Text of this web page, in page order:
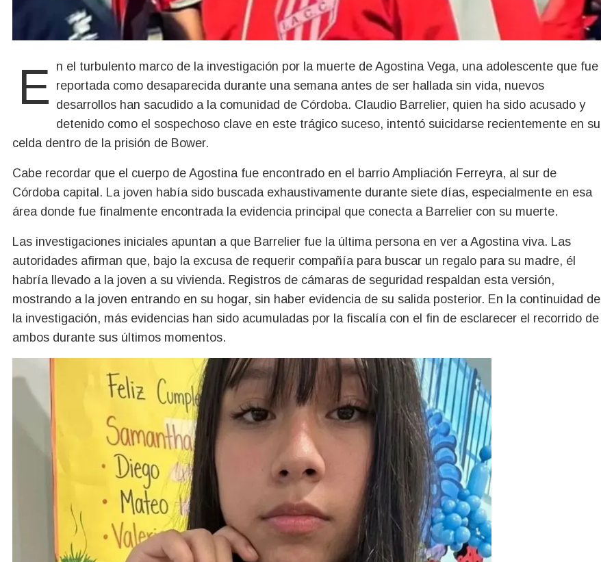
En el turbulento marco de la investigación por la muerte de Agostina Vega, una adolescente que fue reportada como desaparecida durante una semana antes de ser hallada sin vida, nuevos
desarrollos han sacudido a la comunidad de Córdoba. Claudio Barrelier, quien ha sido acusado y
detenido como el sospechoso clave en este trágico suceso, intentó suicidarse recientemente en su
celda dentro de la prisión de Bower.
Cabe recordar que el cuerpo de Agostina fue encontrado en el barrio Ampliación Ferreyra, al sur de
Córdoba capital. La joven había sido buscada exhaustivamente durante siete días, especialmente en esa
área donde fue finalmente encontrada la evidencia principal que conecta a Barrelier con su muerte.
Las investigaciones iniciales apuntan a que Barrelier fue la última persona en ver a Agostina viva. Las
autoridades afirman que, bajo la excusa de requerir compañía para buscar un regalo para su madre, él
habría llevado a la joven a su vivienda. Registros de cámaras de seguridad respaldan esta versión,
mostrando a la joven entrando en su hogar, sin haber evidencia de su salida posterior. En la continuidad de
la investigación, más evidencias han sido acumuladas por la fiscalía con el fin de esclarecer el recorrido de
ambos durante sus últimos momentos.